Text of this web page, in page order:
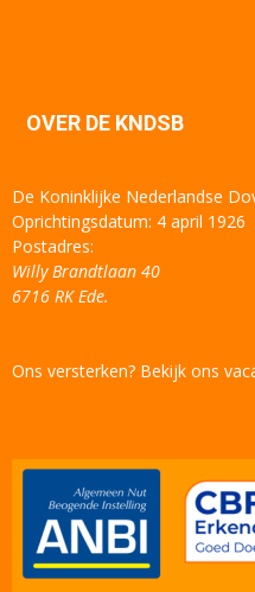
OVER DE KNDSB
De Koninklijke Nederlandse
Oprichtingsdatum: 4 april 1926
Postadres:
Willy Brandtlaan 40
6716 RK Ede.
Ons versterken? Bekijk ons